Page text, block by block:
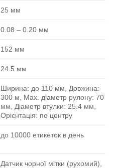
25 мм
0.08 ‒ 0.20 мм
152 мм
24.5 мм
Ширина: до 110 мм, Довжина:
300 м, Max. діаметр рулону: 70
мм, Діаметр втулки: 25.4 мм,
Орієнтація: по центру
до 10000 етикеток в день
Датчик чорної мітки (рухомий),